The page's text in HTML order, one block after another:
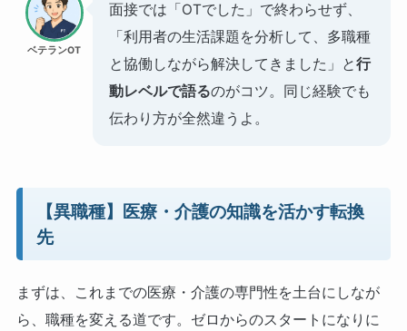
ベテランOT
面接では「OTでした」で終わらせず、
「利用者の生活課題を分析して、多職種
と協働しながら解決してきました」と行
動レベルで語るのがコツ。同じ経験でも
伝わり方が全然違うよ。
【異職種】医療・介護の知識を活かす転換
先
まずは、これまでの医療・介護の専門性を土台にしなが
ら、職種を変える道です。ゼロからのスタートになりに